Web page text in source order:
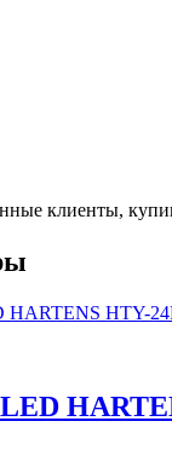
клиенты,